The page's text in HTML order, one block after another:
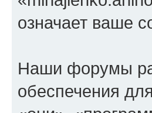
означает ваше
Наши форумы
обеспечения